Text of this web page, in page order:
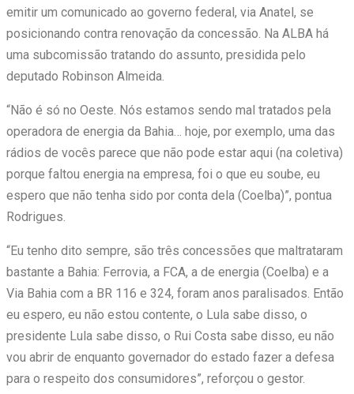
emitir um comunicado ao governo federal, via Anatel, se
posicionando contra renovação da concessão. Na ALBA há
uma subcomissão tratando do assunto, presidida pelo
deputado Robinson Almeida.
“Não é só no Oeste. Nós estamos sendo mal tratados pela
operadora de energia da Bahia… hoje, por exemplo, uma das
rádios de vocês parece que não pode estar aqui (na coletiva)
porque faltou energia na empresa, foi o que eu soube, eu
espero que não tenha sido por conta dela (Coelba)”, pontua
Rodrigues.
“Eu tenho dito sempre, são três concessões que maltrataram
bastante a Bahia: Ferrovia, a FCA, a de energia (Coelba) e a
Via Bahia com a BR 116 e 324, foram anos paralisados. Então
eu espero, eu não estou contente, o Lula sabe disso, o
presidente Lula sabe disso, o Rui Costa sabe disso, eu não
vou abrir de enquanto governador do estado fazer a defesa
para o respeito dos consumidores”, reforçou o gestor.